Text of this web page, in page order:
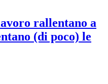
rallentano a
(di poco) le